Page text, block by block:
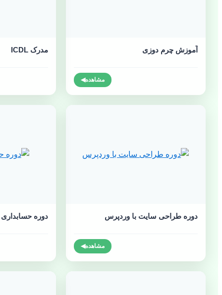
آموزش چرم دوزی
مشاهده◀
مدرک ICDL
دوره طراحی سایت با وردپرس
مشاهده◀
دوره حسابداری